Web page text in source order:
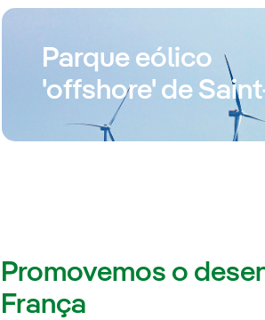
Parque eólico
'offshore' de
Promovemos o
França